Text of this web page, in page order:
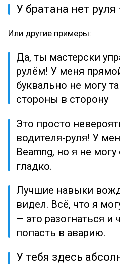
У братана нет
Или другие примеры:
Да, ты мастерски
рулём! У меня
буквально не могу
стороны в сторону
Это просто
водителя-руля! У
Beamng, но я не
гладко.
Лучшие навыки
видел. Всё, что я
— это разогнаться и
попасть в аварию.
У тебя здесь